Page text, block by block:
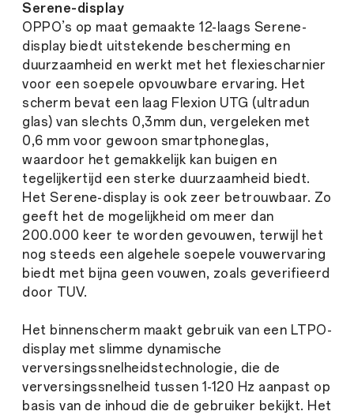
Serene-display
OPPO’s op maat gemaakte 12-laags Serene-
display biedt uitstekende bescherming en
duurzaamheid en werkt met het flexiescharnier
voor een soepele opvouwbare ervaring. Het
scherm bevat een laag Flexion UTG (ultradun
glas) van slechts 0,3mm dun, vergeleken met
0,6 mm voor gewoon smartphoneglas,
waardoor het gemakkelijk kan buigen en
tegelijkertijd een sterke duurzaamheid biedt.
Het Serene-display is ook zeer betrouwbaar. Zo
geeft het de mogelijkheid om meer dan
200.000 keer te worden gevouwen, terwijl het
nog steeds een algehele soepele vouwervaring
biedt met bijna geen vouwen, zoals geverifieerd
door TUV.
Het binnenscherm maakt gebruik van een LTPO-
display met slimme dynamische
verversingssnelheidstechnologie, die de
verversingssnelheid tussen 1-120 Hz aanpast op
basis van de inhoud die de gebruiker bekijkt. Het